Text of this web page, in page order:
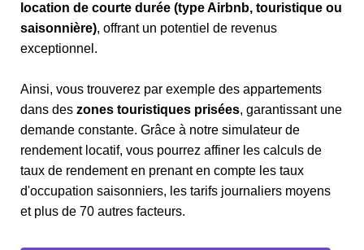
location de courte durée (type Airbnb, touristique ou
saisonnière), offrant un potentiel de revenus
exceptionnel.
Ainsi, vous trouverez par exemple des appartements
dans des zones touristiques prisées, garantissant une
demande constante. Grâce à notre simulateur de
rendement locatif, vous pourrez affiner les calculs de
taux de rendement en prenant en compte les taux
d'occupation saisonniers, les tarifs journaliers moyens
et plus de 70 autres facteurs.